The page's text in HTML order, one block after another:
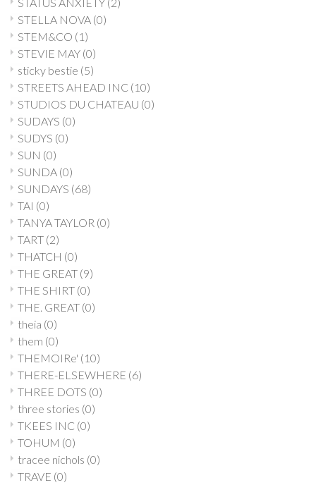
STELLA NOVA (0)
STEM&CO (1)
STEVIE MAY (0)
sticky bestie (5)
STREETS AHEAD INC (10)
STUDIOS DU CHATEAU (0)
SUDAYS (0)
SUDYS (0)
SUN (0)
SUNDA (0)
SUNDAYS (68)
TAI (0)
TANYA TAYLOR (0)
TART (2)
THATCH (0)
THE GREAT (9)
THE SHIRT (0)
THE. GREAT (0)
theia (0)
them (0)
THEMOIRe' (10)
THERE-ELSEWHERE (6)
THREE DOTS (0)
three stories (0)
TKEES INC (0)
TOHUM (0)
tracee nichols (0)
TRAVE (0)